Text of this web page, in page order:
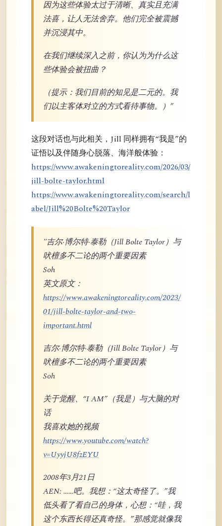
因为这些体验太过于清晰、真实且充满
法喜，让人无法舍弃。他们完全被震撼
并沉浸其中。
在我们继续深入之前，你认为为什么这
些体验会被扭曲？
（提示：我们目前的知见是二元的。我
们以主客体对立的方式看待事物。）”
这段对话也与此相关，Jill 同样拥有“我是”的
证悟以及伴随身心脱落、海洋般体验：
https://www.awakeningtoreality.com/2026/03/
jill-bolte-taylor.html
https://www.awakeningtoreality.com/search/l
abel/Jill%20Bolte%20Taylor
"吉尔·博尔特·泰勒（Jill Bolte Taylor）与
吠檀多不二论的两个重要因素
Soh
英文原文：
https://www.awakeningtoreality.com/2023/
01/jill-bolte-taylor-and-two-
important.html
吉尔·博尔特·泰勒（Jill Bolte Taylor）与
吠檀多不二论的两个重要因素
Soh
关于觉醒、“I AM”（我是）与大脑的对
话
我喜欢她的视频
https://www.youtube.com/watch?
v=UyyjU8fzEYU
2008年3月21日
AEN: ……吧。我想：“这太奇怪了。”我
低头看了看自己的身体，心想：“哇，我
这个东西长得还真奇怪。”那感觉就像我